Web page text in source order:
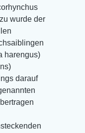
wurde der
harengus)
darauf